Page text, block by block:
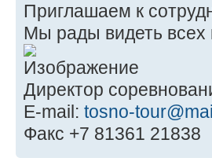
Приглашаем к
Мы рады видеть всех
Директор
E-mail: tosno-
Факс +7 81361 21838